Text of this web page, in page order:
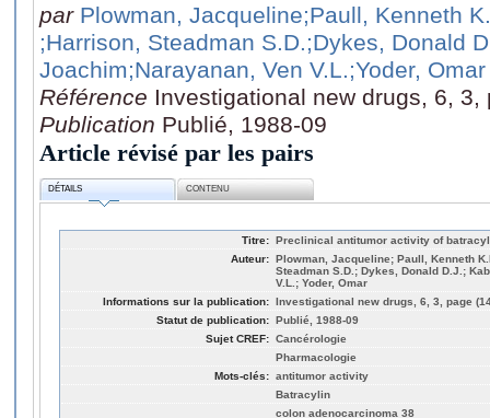
par Plowman, Jacqueline;Paull, Kenneth
;Harrison, Steadman S.D.;Dykes, Donald
Joachim;Narayanan, Ven V.L.;Yoder, Omar
Référence Investigational new drugs, 6, 3,
Publication Publié, 1988-09
Article révisé par les pairs
DÉTAILS CONTENU
Titre: Preclinical antitumor activity of
Auteur: Plowman, Jacqueline; Paull, Kenneth
Steadman S.D.; Dykes, Donald D.J.;
V.L.; Yoder, Omar
Informations sur la publication: Investigational new drugs, 6, 3, page
Statut de publication: Publié, 1988-09
Sujet CREF: Cancérologie
Pharmacologie
Mots-clés: antitumor activity
Batracylin
colon adenocarcinoma 38